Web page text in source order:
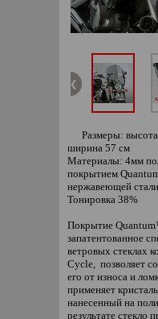
Размеры:
ширина 57 см
Материалы: 4мм
покрытием
нержавеющей стали.
Тонировка 38%
Покрытие
запатентованное
ветровых стеклах
Cycle, позволяет
его от износа и
применяет
нанесенный на
результате стекло